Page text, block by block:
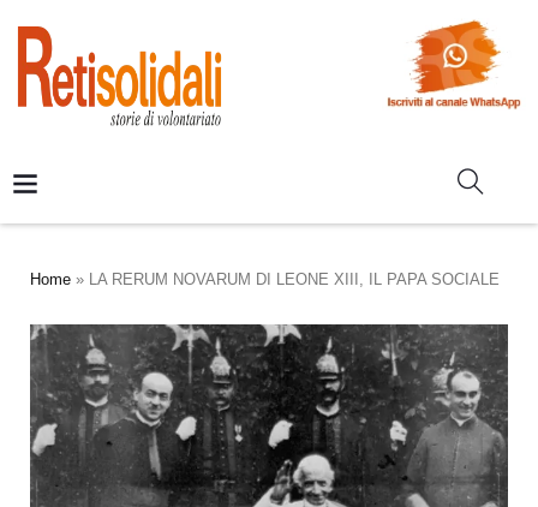
Home » LA RERUM NOVARUM DI LEONE XIII, IL PAPA SOCIALE